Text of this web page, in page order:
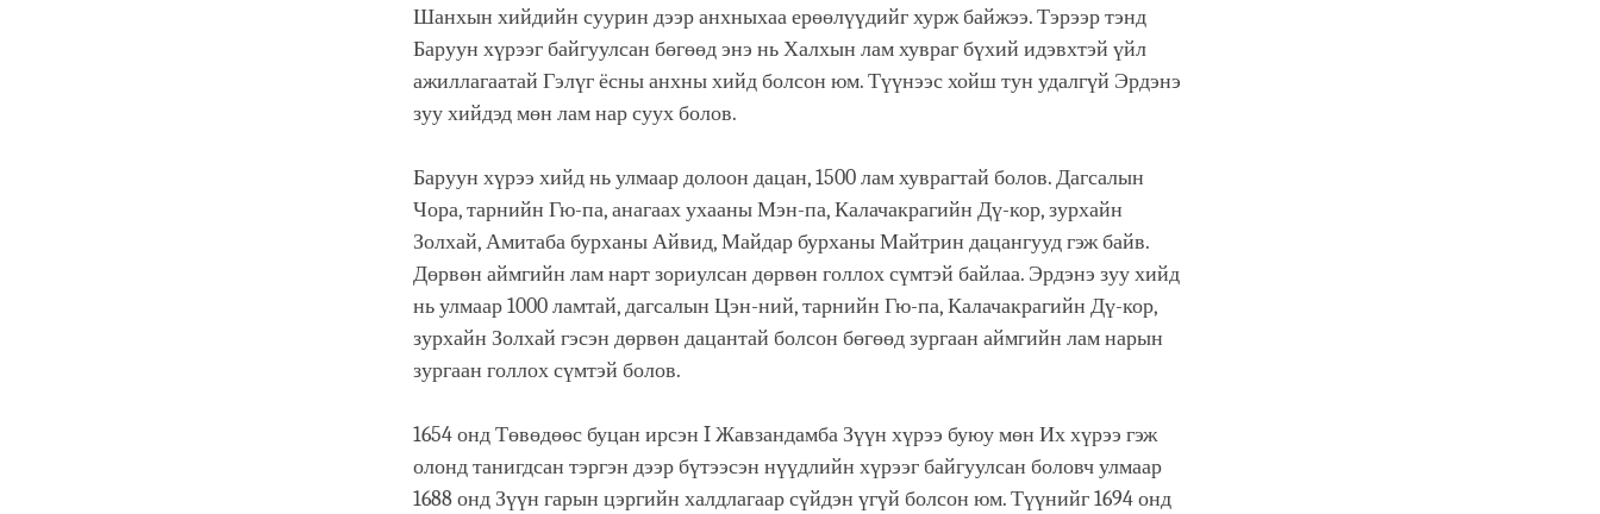
Шанхын хийдийн суурин дээр анхныхаа ерөөлүүдийг хурж байжээ. Тэрээр тэнд
Баруун хүрээг байгуулсан бөгөөд энэ нь Халхын лам хувраг бүхий идэвхтэй үйл
ажиллагаатай Гэлүг ёсны анхны хийд болсон юм. Түүнээс хойш тун удалгүй Эрдэнэ
зуу хийдэд мөн лам нар суух болов.
Баруун хүрээ хийд нь улмаар долоон дацан, 1500 лам хуврагтай болов. Дагсалын
Чора, тарнийн Гю-па, анагаах ухааны Мэн-па, Калачакрагийн Дү-кор, зурхайн
Золхай, Амитаба бурханы Айвид, Майдар бурханы Майтрин дацангууд гэж байв.
Дөрвөн аймгийн лам нарт зориулсан дөрвөн голлох сүмтэй байлаа. Эрдэнэ зуу хийд
нь улмаар 1000 ламтай, дагсалын Цэн-ний, тарнийн Гю-па, Калачакрагийн Дү-кор,
зурхайн Золхай гэсэн дөрвөн дацантай болсон бөгөөд зургаан аймгийн лам нарын
зургаан голлох сүмтэй болов.
1654 онд Төвөдөөс буцан ирсэн I Жавзандамба Зүүн хүрээ буюу мөн Их хүрээ гэж
олонд танигдсан тэргэн дээр бүтээсэн нүүдлийн хүрээг байгуулсан боловч улмаар
1688 онд Зүүн гарын цэргийн халдлагаар сүйдэн үгүй болсон юм. Түүнийг 1694 онд